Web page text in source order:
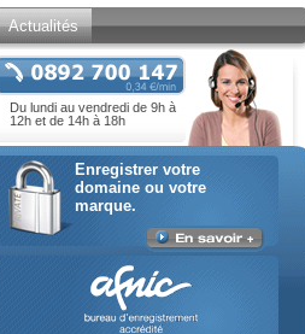
Actualités
Du lundi au vendredi de 9h à
12h et de 14h à 18h
Enregistrer votre
domaine ou votre
marque.